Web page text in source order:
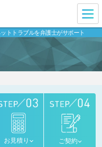
トトラブルを弁護士がサポート
お見積り ご契約